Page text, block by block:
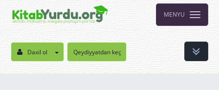
MENYU
Daxil ol Qeydiyyatdan keç